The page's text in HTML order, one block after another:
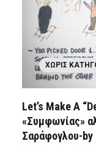
ΧΩΡΊΣ
Let’s Make A
«Συμφωνίας»
Σαράφογλου-by